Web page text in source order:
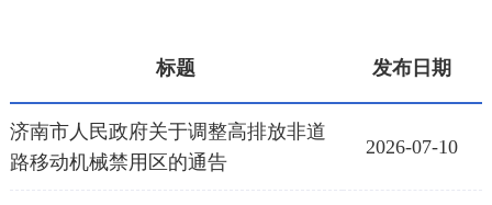
标题 发布日期
济南市人民政府关于调整高排放非道
路移动机械禁用区的通告
2026-07-10